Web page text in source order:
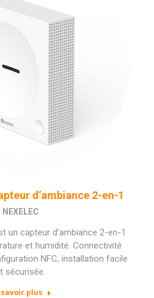
d’ambiance 2-en-1
NEXELEC
un capteur d’ambiance 2-en-1
et humidité. Connectivité
NFC, installation facile
sécurisée.
savoir plus